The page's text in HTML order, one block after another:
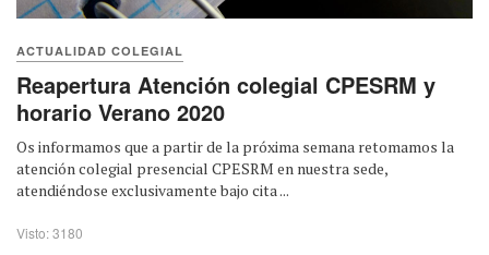
ACTUALIDAD COLEGIAL
Reapertura Atención colegial CPESRM y
horario Verano 2020
Os informamos que a partir de la próxima semana retomamos la
atención colegial presencial CPESRM en nuestra sede,
atendiéndose exclusivamente bajo cita ...
Visto: 3180